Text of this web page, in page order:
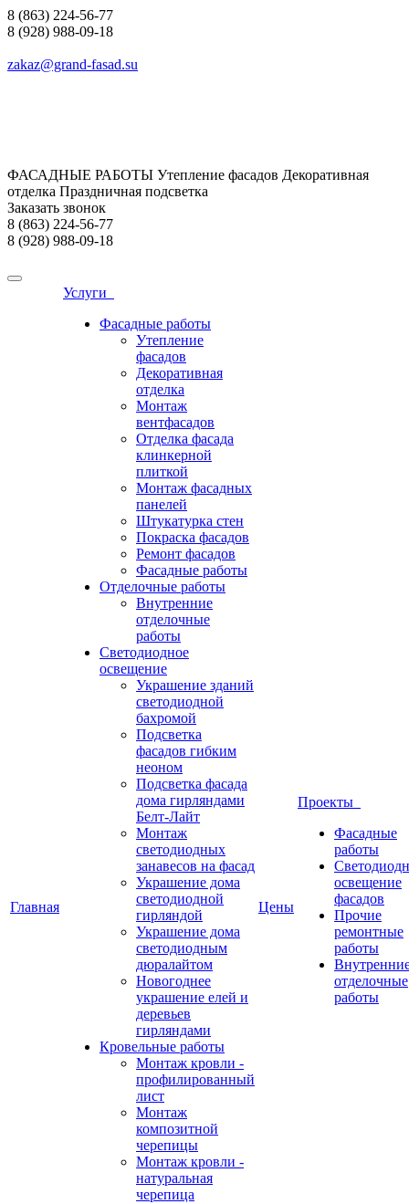
8 (863) 224-56-77
8 (928) 988-09-18
zakaz@grand-fasad.su
ФАСАДНЫЕ РАБОТЫ Утепление фасадов Декоративная
отделка Праздничная подсветка
Заказать звонок
8 (863) 224-56-77
8 (928) 988-09-18
Главная
Услуги
Фасадные работы
Утепление
фасадов
Декоративная
отделка
Монтаж
вентфасадов
Отделка фасада
клинкерной
плиткой
Монтаж фасадных
панелей
Штукатурка стен
Покраска фасадов
Ремонт фасадов
Фасадные работы
Отделочные работы
Внутренние
отделочные
работы
Светодиодное
освещение
Украшение зданий
светодиодной
бахромой
Подсветка
фасадов гибким
неоном
Подсветка фасада
дома гирляндами
Белт-Лайт
Монтаж
светодиодных
занавесов на фасад
Украшение дома
светодиодной
гирляндой
Украшение дома
светодиодным
дюралайтом
Новогоднее
украшение елей и
деревьев
гирляндами
Кровельные работы
Монтаж кровли -
профилированный
лист
Монтаж
композитной
черепицы
Монтаж кровли -
натуральная
черепица
Цены
Проекты
Фасадные
работы
освещение
фасадов
Прочие
ремонтные
работы
отделочные
работы